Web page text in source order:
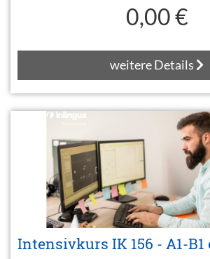
0,00 €
weitere Details
Intensivkurs IK 156 - A1-